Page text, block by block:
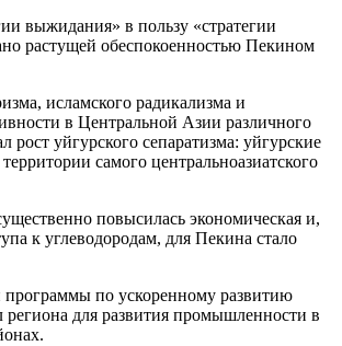
выжидания» в пользу «стратегии
растущей обеспокоенностью Пекином
исламского радикализма и
в Центральной Азии различного
уйгурского сепаратизма: уйгурские
самого центральноазиатского
повысилась экономическая и,
к углеводородам, для Пекина стало
программы по ускоренному развитию
для развития промышленности в